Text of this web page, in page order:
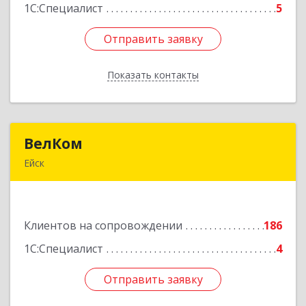
1С:Специалист
5
Отправить заявку
Показать контакты
Отправить заявку
Назад
ВелКом
Ейск
Клиентов на сопровождении
186
1С:Специалист
4
Отправить заявку
Подробнее
Отправить заявку